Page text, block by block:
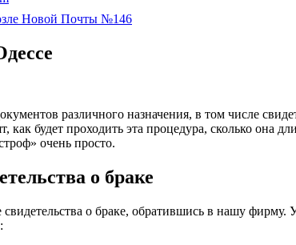
Новой Почты №146
различного назначения, в том числе
будет проходить эта процедура, сколько она
очень просто.
о браке
о браке, обратившись в нашу